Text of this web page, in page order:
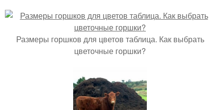
Размеры горшков для цветов таблица. Как выбрать
цветочные горшки?